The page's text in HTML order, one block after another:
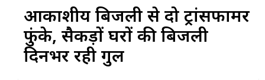
आकाशीय बिजली से दो ट्रांसफार्मर
फुंके, सैकड़ों घरों की बिजली
दिनभर रही गुल